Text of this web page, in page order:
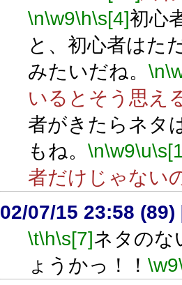
\n\w9\h\s[4]初心
と、初心者はた
みたいだね。 \n
いるとそう思え
者がきたらネタ
もね。 \n\w9\u
者だけじゃない
02/07/15 23:58 (89)
\t\h\s[7]ネタのな
ょうかっ！！ \w9